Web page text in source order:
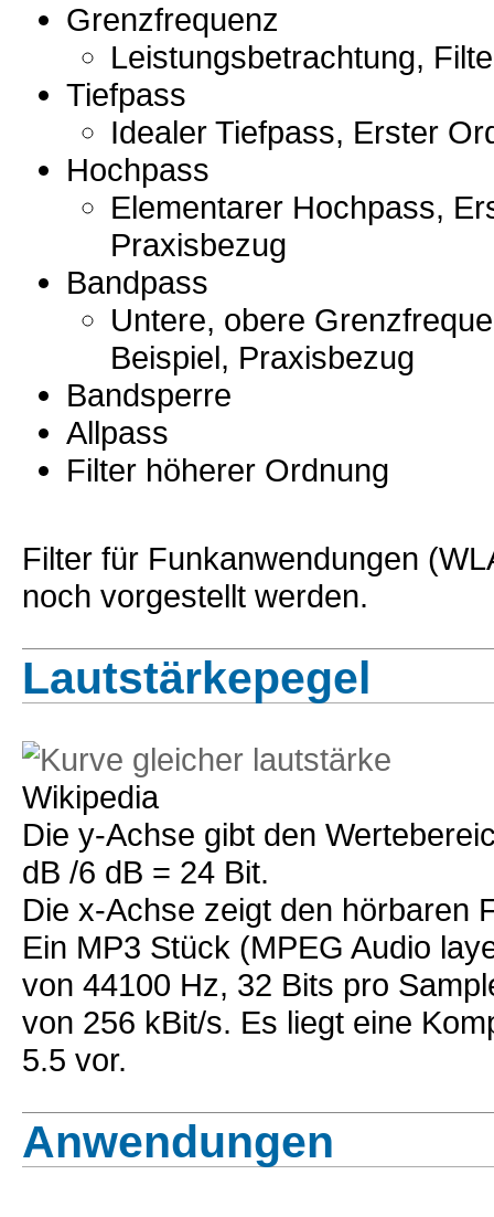
Grenzfrequenz
Leistungsbetrachtung,
Tiefpass
Idealer Tiefpass, Erster
Hochpass
Elementarer Hochpass,
Praxisbezug
Bandpass
Untere, obere
Beispiel, Praxisbezug
Bandsperre
Allpass
Filter höherer Ordnung
Filter für Funkanwendungen
noch vorgestellt werden.
Lautstärkepegel
Wikipedia
Die y-Achse gibt den
dB /6 dB = 24 Bit.
Die x-Achse zeigt den hörbaren
Ein MP3 Stück (MPEG Audio
von 44100 Hz, 32 Bits pro
von 256 kBit/s. Es liegt eine
5.5 vor.
Anwendungen